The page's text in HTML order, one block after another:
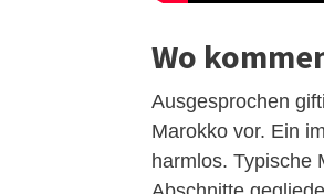
Wo
Ausgesprochen
Marokko vor. Ein
harmlos. Typische